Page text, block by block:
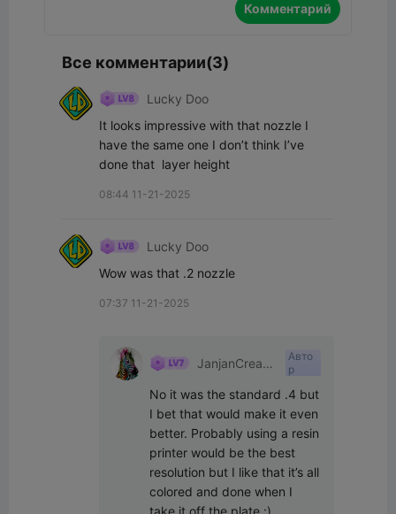
Комментарий
Все комментарии(3)
Lucky Doo
It looks impressive with that nozzle I
have the same one I don’t think I’ve
done that  layer height
08:44 11-21-2025
Lucky Doo
Wow was that .2 nozzle
07:37 11-21-2025
JanjanCreate
Авто
р
No it was the standard .4 but
I bet that would make it even
better. Probably using a resin
printer would be the best
resolution but I like that it’s all
colored and done when I
take it off the plate :)